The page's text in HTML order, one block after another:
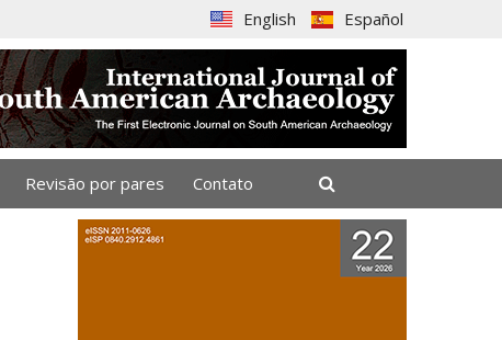
English Español
Revisão por pares Contato